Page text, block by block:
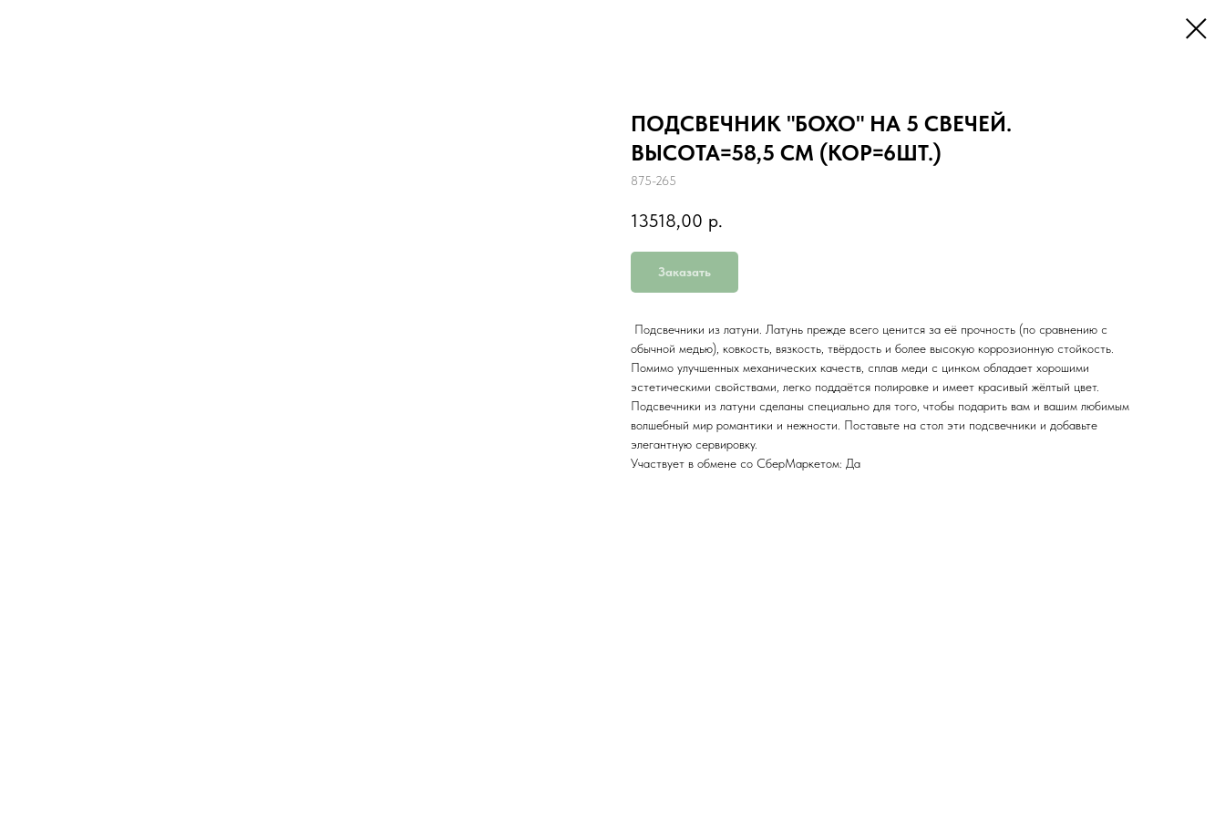
ПОДСВЕЧНИК "БОХО" НА 5 СВЕЧЕЙ.
ВЫСОТА=58,5 СМ (КОР=6ШТ.)
875-265
13518,00 р.
Заказать
Подсвечники из латуни. Латунь прежде всего ценится за её прочность (по сравнению с
обычной медью), ковкость, вязкость, твёрдость и более высокую коррозионную стойкость.
Помимо улучшенных механических качеств, сплав меди с цинком обладает хорошими
эстетическими свойствами, легко поддаётся полировке и имеет красивый жёлтый цвет.
Подсвечники из латуни сделаны специально для того, чтобы подарить вам и вашим любимым
волшебный мир романтики и нежности. Поставьте на стол эти подсвечники и добавьте
элегантную сервировку.
Участвует в обмене со СберМаркетом: Да